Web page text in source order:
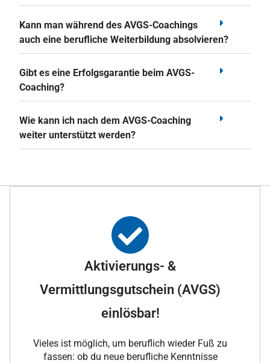
Kann man während des AVGS-Coachings
auch eine berufliche Weiterbildung absolvieren?
Gibt es eine Erfolgsgarantie beim AVGS-
Coaching?
Wie kann ich nach dem AVGS-Coaching
weiter unterstützt werden?
Aktivierungs- &
Vermittlungsgutschein (AVGS)
einlösbar!
Vieles ist möglich, um beruflich wieder Fuß zu
fassen: ob du neue berufliche Kenntnisse